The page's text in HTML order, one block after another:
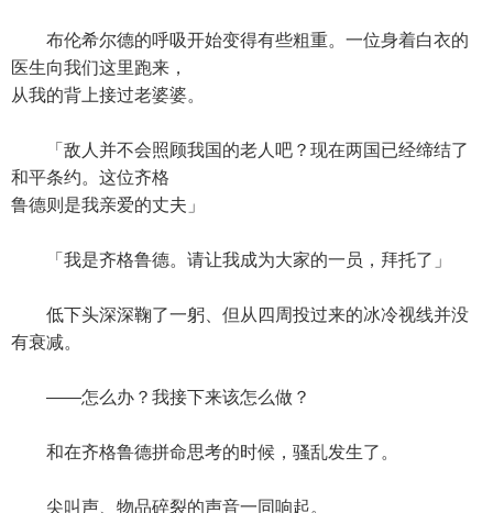
布伦希尔德的呼吸开始变得有些粗重。一位身着白衣的
医生向我们这里跑来，
从我的背上接过老婆婆。
「敌人并不会照顾我国的老人吧？现在两国已经缔结了
和平条约。这位齐格
鲁德则是我亲爱的丈夫」
「我是齐格鲁德。请让我成为大家的一员，拜托了」
低下头深深鞠了一躬、但从四周投过来的冰冷视线并没
有衰减。
——怎么办？我接下来该怎么做？
和在齐格鲁德拼命思考的时候，骚乱发生了。
尖叫声、物品碎裂的声音一同响起。